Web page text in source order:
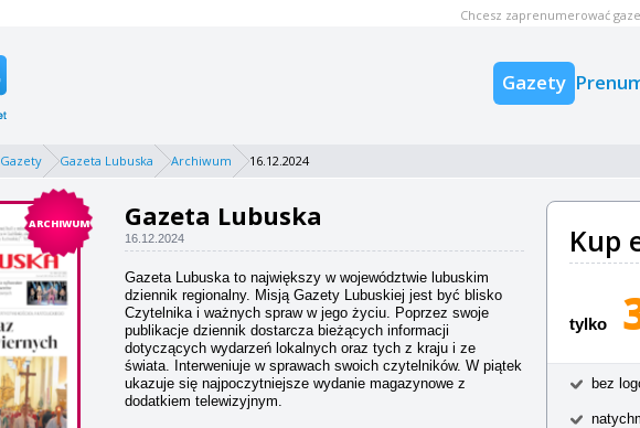
Gazety
Chcesz zaprenumerować
Gazety Gazeta Lubuska Archiwum 16.12.2024
ARCHIWUM Gazeta Lubuska
16.12.2024
Gazeta Lubuska to największy w województwie lubuskim
dziennik regionalny. Misją Gazety Lubuskiej jest być blisko
Czytelnika i ważnych spraw w jego życiu. Poprzez swoje
publikacje dziennik dostarcza bieżących informacji
dotyczących wydarzeń lokalnych oraz tych z kraju i ze
świata. Interweniuje w sprawach swoich czytelników. W piątek
ukazuje się najpoczytniejsze wydanie magazynowe z
dodatkiem telewizyjnym.
Kup
tylko
bez